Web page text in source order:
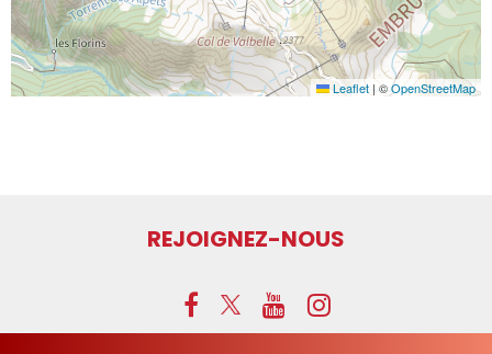
Leaflet | ©OpenStreetMap
REJOIGNEZ-NOUS